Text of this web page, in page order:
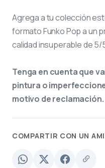
Agrega a tu colección
formato Funko Pop a un
calidad insuperable de 5/
Tenga en cuenta que
pintura o
motivo de reclamación.
COMPARTIR CON UN